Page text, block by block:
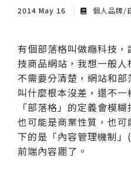
2014 May 16 個人品牌/
有個部落格叫做癮科技
技商品網站，我想一般
不需要分清楚，網站和部
叫什麼根本沒差，還不
「部落格」的定義會模
也可能是商業性質，也
下的是「內容管理機制
前端內容罷了。